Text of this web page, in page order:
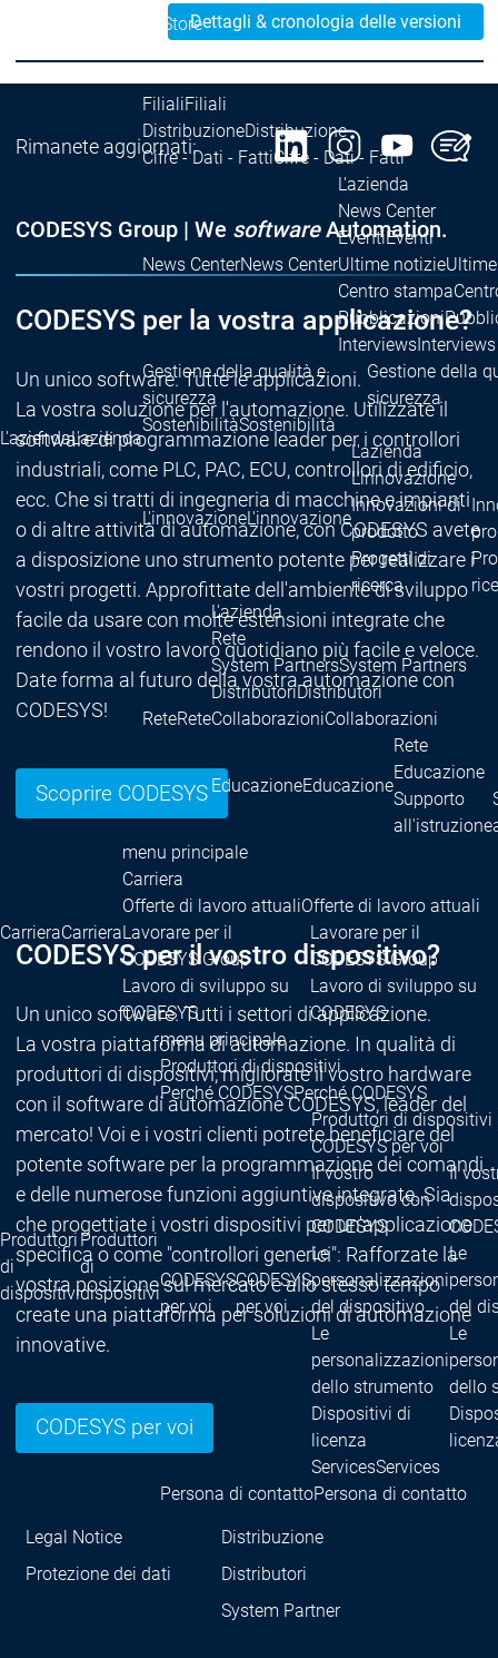
Store
L'aziendaL'azienda
FilialiFiliali
DistribuzioneDistribuzione
Cifre - Dati - FattiCifre - Dati - Fatti
News CenterNews Center
L'azienda
News Center
EventiEventi
Ultime notizie
Centro stampa
Pubblicazioni
InterviewsInterviews
Gestione della qualità e
sicurezza
Gestione della
sicurezza
SostenibilitàSostenibilità
L'innovazioneL'innovazione
L'azienda
L'innovazione
Innovazioni di
prodotto
Progetti di
ricerca
ReteRete
L'azienda
Rete
System PartnersSystem Partners
DistributoriDistributori
CollaborazioniCollaborazioni
EducazioneEducazione
Rete
Educazione
Supporto
all'istruzione
CarrieraCarriera
menu principale
Carriera
Offerte di lavoro attualiOfferte di lavoro attuali
Lavorare per il
CODESYS Group
Lavorare per il
CODESYS Group
Lavoro di sviluppo su
CODESYS
Lavoro di sviluppo su
CODESYS
Produttori
di
dispositivi
Produttori
di
dispositivi
menu principale
Produttori di dispositivi
Perché CODESYSPerché CODESYS
CODESYS
per voi
CODESYS
per voi
Produttori di dispositivi
CODESYS per voi
Il vostro
dispositivo con
CODESYS
Il
Le
personalizzazioni
del dispositivo
Le
del
Le
personalizzazioni
dello strumento
Le
dello
Dispositivi di
licenza
ServicesServices
Persona di contattoPersona di contatto
Dettagli & cronologia delle versioni
Rimanete aggiornati:
CODESYS Group | We softwareAutomation.
CODESYS per la vostra applicazione?
Un unico software. Tutte le applicazioni.
La vostra soluzione per l'automazione. Utilizzate il
software di programmazione leader per i controllori
industriali, come PLC, PAC, ECU, controllori di edificio,
ecc. Che si tratti di ingegneria di macchine e impianti
o di altre attività di automazione, con CODESYS avete
a disposizione uno strumento potente per realizzare i
vostri progetti. Approfittate dell'ambiente di sviluppo
facile da usare con molte estensioni integrate che
rendono il vostro lavoro quotidiano più facile e veloce.
Date forma al futuro della vostra automazione con
CODESYS!
Scoprire CODESYS
CODESYS per il vostro dispositivo?
Un unico software. Tutti i settori di applicazione.
La vostra piattaforma di automazione. In qualità di
produttori di dispositivi, migliorate il vostro hardware
con il software di automazione CODESYS, leader del
mercato! Voi e i vostri clienti potrete beneficiare del
potente software per la programmazione dei comandi
e delle numerose funzioni aggiuntive integrate. Sia
che progettiate i vostri dispositivi per un'applicazione
specifica o come "controllori generici": Rafforzate la
vostra posizione sul mercato e allo stesso tempo
create una piattaforma per soluzioni di automazione
innovative.
CODESYS per voi
Legal Notice
Protezione dei dati
Distribuzione
Distributori
System Partner